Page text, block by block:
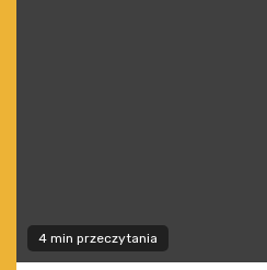
4 min przeczytania